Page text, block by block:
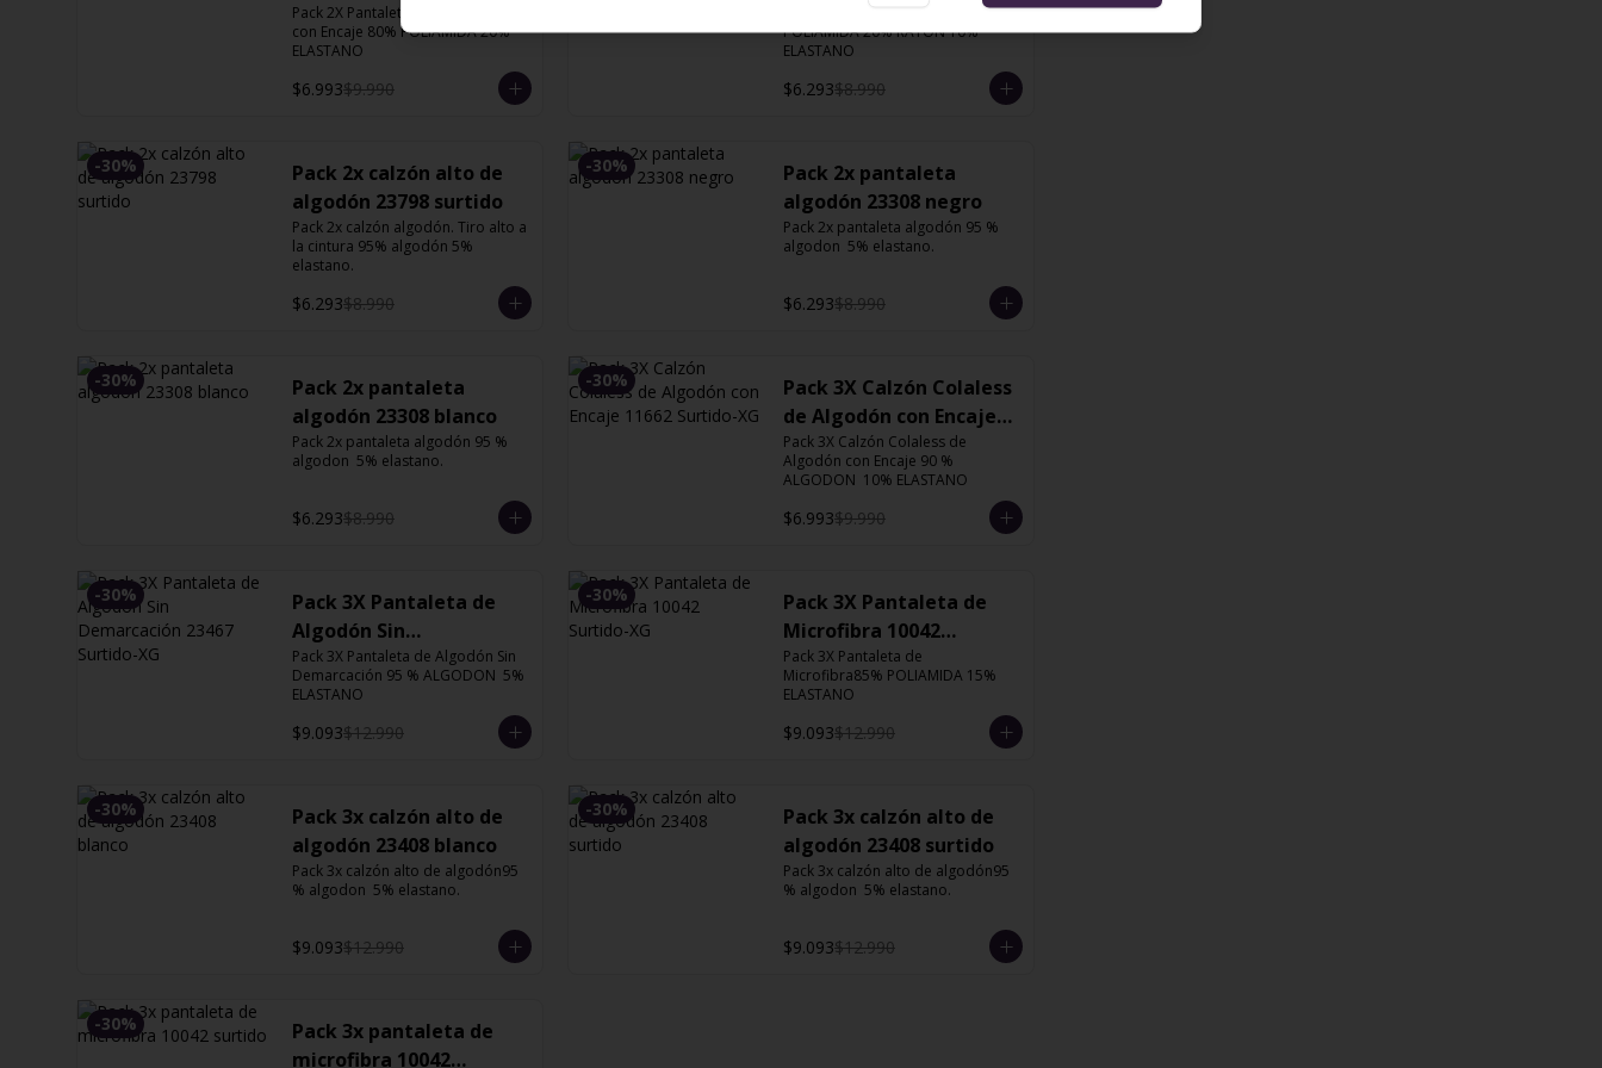
13127 Orquidea
Pack 2X Pantaleta de Microfibra
con Encaje 80% POLIAMIDA 20%
ELASTANO
$6.993$9.990
POLIAMIDA 20% RAYON 10%
ELASTANO
$6.293$8.990
-30%
Pack 2x calzón alto de
algodón 23798 surtido
Pack 2x calzón algodón. Tiro alto a
la cintura 95% algodón 5%
elastano.
$6.293$8.990
-30%
Pack 2x pantaleta
algodón 23308 negro
Pack 2x pantaleta algodón 95 %
algodon  5% elastano.
$6.293$8.990
-30%
Pack 2x pantaleta
algodón 23308 blanco
Pack 2x pantaleta algodón 95 %
algodon  5% elastano.
$6.293$8.990
-30%
Pack 3X Calzón Colaless
de Algodón con Encaje
11662 Surtido-XG
Pack 3X Calzón Colaless de
Algodón con Encaje 90 %
ALGODON  10% ELASTANO
$6.993$9.990
-30%
Pack 3X Pantaleta de
Algodón Sin
Demarcación 23467
Surtido-XG
Pack 3X Pantaleta de Algodón Sin
Demarcación 95 % ALGODON  5%
ELASTANO
$9.093$12.990
-30%
Pack 3X Pantaleta de
Microfibra 10042
Surtido-XG
Pack 3X Pantaleta de
Microfibra85% POLIAMIDA 15%
ELASTANO
$9.093$12.990
-30%
Pack 3x calzón alto de
algodón 23408 blanco
Pack 3x calzón alto de algodón95
% algodon  5% elastano.
$9.093$12.990
-30%
Pack 3x calzón alto de
algodón 23408 surtido
Pack 3x calzón alto de algodón95
% algodon  5% elastano.
$9.093$12.990
-30%
Pack 3x pantaleta de
microfibra 10042